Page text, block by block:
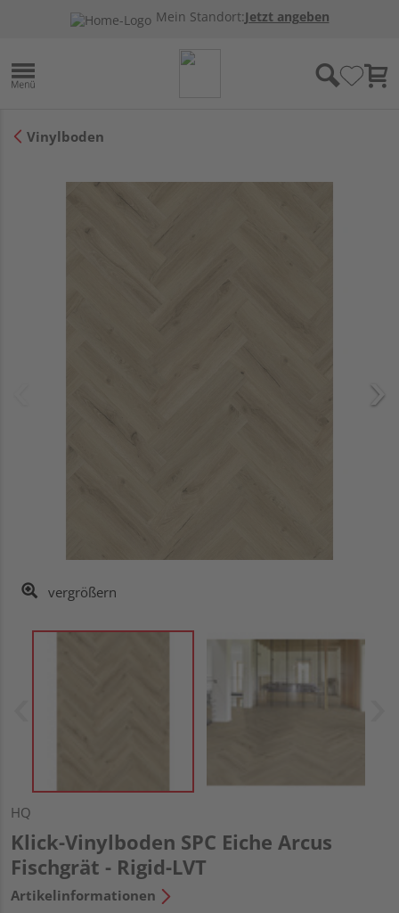
Mein Standort:Jetzt angeben
Vinylboden
vergrößern
HQ
Klick-Vinylboden SPC Eiche Arcus
Fischgrät - Rigid-LVT
Artikelinformationen